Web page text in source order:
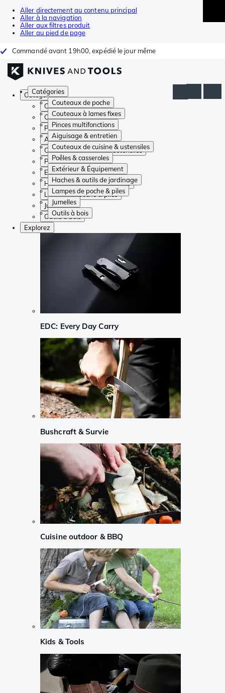
Aller directement au contenu principal
Aller à la navigation
Aller aux filtres produit
Aller au pied de page
Commandé avant 19h00, expédié le jour même
Catégories
Couteaux de poche
Couteaux à lames fixes
Pinces multifonctions
Aiguisage & entretien
Couteaux de cuisine & ustensiles
Poêles & casseroles
Extérieur & Équipement
Haches & outils de jardinage
Lampes de poche & piles
Jumelles
Outils à bois
Catégories
Couteaux de poche
Couteaux à lames fixes
Pinces multifonctions
Aiguisage & entretien
Couteaux de cuisine & ustensiles
Poêles & casseroles
Extérieur & Équipement
Haches & outils de jardinage
Lampes de poche & piles
Jumelles
Outils à bois
Explorez
EDC: Every Day Carry
Bushcraft & Survie
Cuisine outdoor & BBQ
Kids & Tools